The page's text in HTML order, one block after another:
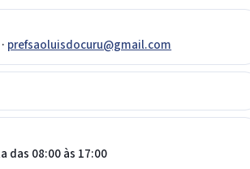
prefsaoluisdocuru@gmail.com
das 08:00 às 17:00